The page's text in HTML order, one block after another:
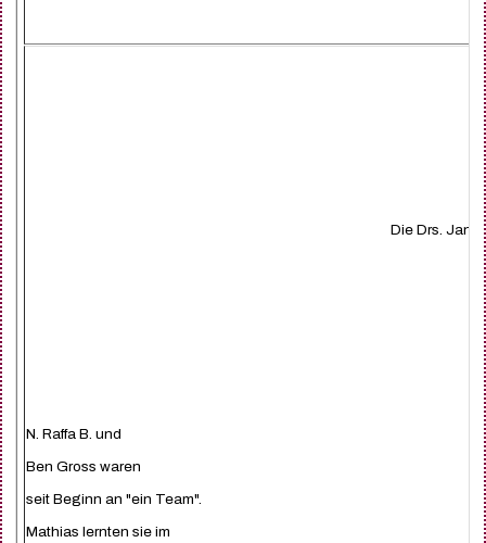
Die Drs. Jan
N. Raffa B. und
Ben Gross waren
seit Beginn an "ein Team".
Mathias lernten sie im